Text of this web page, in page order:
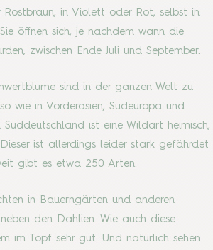
in Violett oder Rot, selbst in
öffnen sich, je nachdem wann die
zwischen Ende Juli und September.
sind in der ganzen Welt zu
wie in Vorderasien, Südeuropa und
Süddeutschland ist eine Wildart heimisch,
ist allerdings leider stark gefährdet
gibt es etwa 250 Arten.
in Bauerngärten und anderen
den Dahlien. Wie auch diese
im Topf sehr gut. Und natürlich sehen